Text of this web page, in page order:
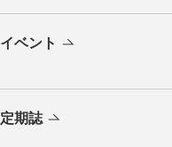
イベント
定期誌